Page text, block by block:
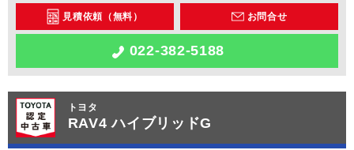
見積依頼（無料） お問合せ
022-382-5188
トヨタ
RAV4 ハイブリッドG